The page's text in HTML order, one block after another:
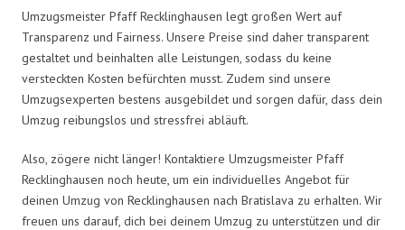
Umzugsmeister Pfaff Recklinghausen legt großen Wert auf
Transparenz und Fairness. Unsere Preise sind daher transparent
gestaltet und beinhalten alle Leistungen, sodass du keine
versteckten Kosten befürchten musst. Zudem sind unsere
Umzugsexperten bestens ausgebildet und sorgen dafür, dass dein
Umzug reibungslos und stressfrei abläuft.
Also, zögere nicht länger! Kontaktiere Umzugsmeister Pfaff
Recklinghausen noch heute, um ein individuelles Angebot für
deinen Umzug von Recklinghausen nach Bratislava zu erhalten. Wir
freuen uns darauf, dich bei deinem Umzug zu unterstützen und dir